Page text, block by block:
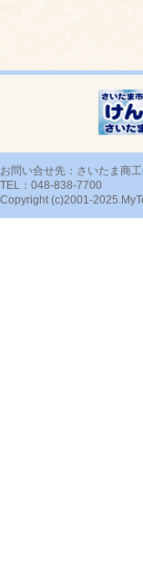
お問い合せ先：さいたま商
TEL：048-838-7700
Copyright (c)2001-